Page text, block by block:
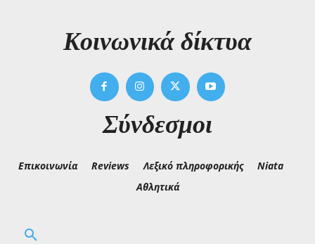
Kοινωνικά δίκτυα
Σύνδεσμοι
Επικοινωνία Reviews Λεξικό πληροφορικής
Niata
Αθλητικά